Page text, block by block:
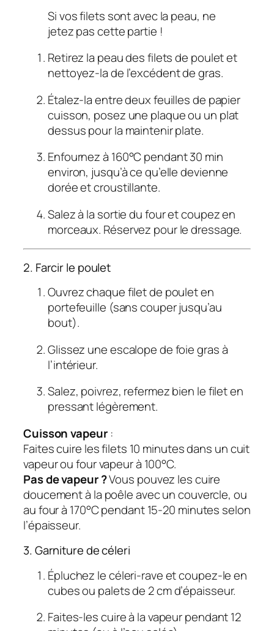
Si vos filets sont avec la peau, ne
jetez pas cette partie !
Retirez la peau des filets de poulet et
nettoyez-la de l’excédent de gras.
Étalez-la entre deux feuilles de papier
cuisson, posez une plaque ou un plat
dessus pour la maintenir plate.
Enfournez à 160°C pendant 30 min
environ, jusqu’à ce qu’elle devienne
dorée et croustillante.
Salez à la sortie du four et coupez en
morceaux. Réservez pour le dressage.
2. Farcir le poulet
Ouvrez chaque filet de poulet en
portefeuille (sans couper jusqu’au
bout).
Glissez une escalope de foie gras à
l’intérieur.
Salez, poivrez, refermez bien le filet en
pressant légèrement.
Cuisson vapeur:
Faites cuire les filets 10 minutes dans un cuit
vapeur ou four vapeur à 100°C.
Pas de vapeur ?Vous pouvez les cuire
doucement à la poêle avec un couvercle, ou
au four à 170°C pendant 15-20 minutes selon
l’épaisseur.
3. Garniture de céleri
Épluchez le céleri-rave et coupez-le en
cubes ou palets de 2 cm d’épaisseur.
Faites-les cuire à la vapeur pendant 12